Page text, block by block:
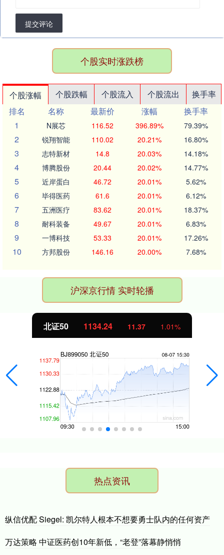
提交评论
个股实时涨跌榜
个股涨幅 个股跌幅 个股流入 个股流出
换手率
排名
名称 最新价 涨幅
换手率
1
N展芯 116.52 396.89% 79.39%
2 锐翔智能 110.02 20.21% 16.80%
3 志特新材 14.8 20.03% 14.18%
4 博腾股份 20.44 20.02% 14.77%
5 近岸蛋白 46.72 20.01% 5.62%
6 毕得医药 61.6 20.01% 6.12%
7 五洲医疗 83.62 20.01% 18.37%
8 耐科装备 49.67 20.01% 6.83%
9 一博科技 53.33 20.01% 17.26%
10 方邦股份 146.16 20.00% 7.68%
沪深京行情 实时轮播
北证50 1134.24 11.37 1.01%
热点资讯
纵信优配 Siegel: 凯尔特人根本不想要勇士队内的任何资产
万达策略 中证医药创10年新低，“老登”落幕静悄悄